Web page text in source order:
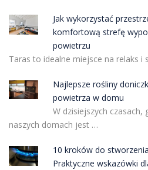
Jak wykorzystać
komfortową strefę
powietrzu
Taras to idealne miejsce na relaks i
Najlepsze rośliny
powietrza w domu
W dzisiejszych
naszych domach jest …
10 kroków do
Praktyczne wskazówki